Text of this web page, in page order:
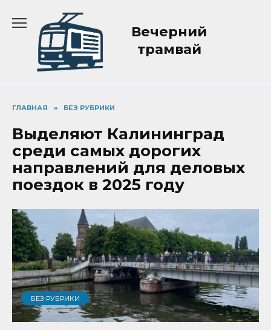
содержанию
Вечерний
трамвай
ГЛАВНАЯ » БЕЗ РУБРИКИ
Выделяют Калининград
среди самых дорогих
направлений для деловых
поездок в 2025 году
БЕЗ РУБРИКИ